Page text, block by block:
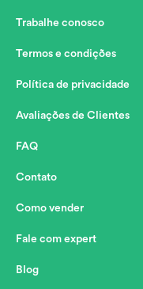
Trabalhe conosco
Termos e condições
Política de privacidade
Avaliações de Clientes
FAQ
Contato
Como vender
Fale com expert
Blog